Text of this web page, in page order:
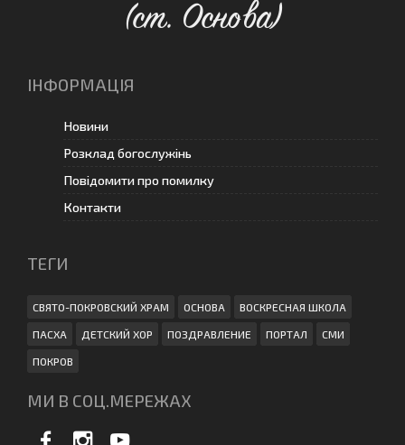
(ст. Основа)
ІНФОРМАЦІЯ
Новини
Розклад богослужінь
Повідомити про помилку
Контакти
ТЕГИ
СВЯТО-ПОКРОВСКИЙ ХРАМ ОСНОВА ВОСКРЕСНАЯ ШКОЛА
ПАСХА ДЕТСКИЙ ХОР ПОЗДРАВЛЕНИЕ ПОРТАЛ СМИ
ПОКРОВ
МИ В СОЦ.МЕРЕЖАХ